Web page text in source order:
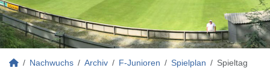
Nachwuchs Archiv F-Junioren Spielplan Spieltag